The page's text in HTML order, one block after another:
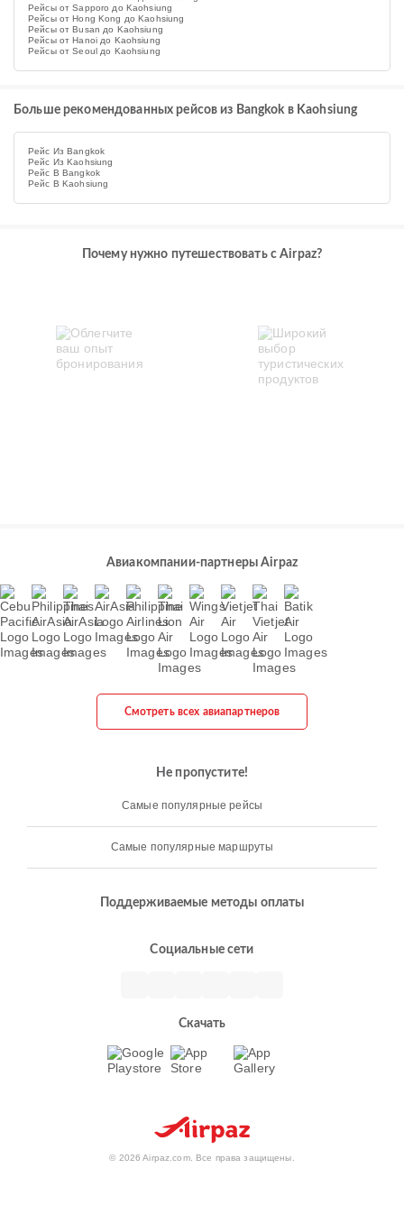
Рейсы от Sapporo до Kaohsiung
Рейсы от Hong Kong до Kaohsiung
Рейсы от Busan до Kaohsiung
Рейсы от Hanoi до Kaohsiung
Рейсы от Seoul до Kaohsiung
Больше рекомендованных рейсов из Bangkok в Kaohsiung
Рейс Из Bangkok
Рейс Из Kaohsiung
Рейс В Bangkok
Рейс В Kaohsiung
Почему нужно путешествовать с Airpaz?
Авиакомпании-партнеры Airpaz
Смотреть всех авиапартнеров
Не пропустите!
Самые популярные рейсы
Самые популярные маршруты
Поддерживаемые методы оплаты
Социальные сети
Скачать
© 2026 Airpaz.com. Все права защищены.